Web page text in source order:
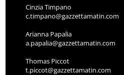
Cinzia Timpano
c.timpano@gazzettamatin.com
Arianna Papalia
a.papalia@gazzettamatin.com
Thomas Piccot
t.piccot@gazzettamatin.com